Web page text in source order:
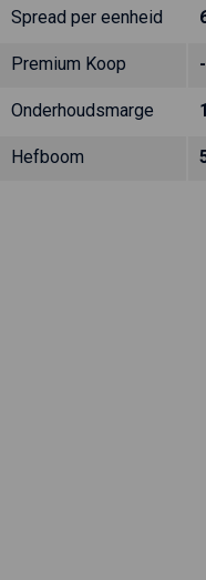
Spread per eenheid
Premium Koop
Onderhoudsmarge
Hefboom